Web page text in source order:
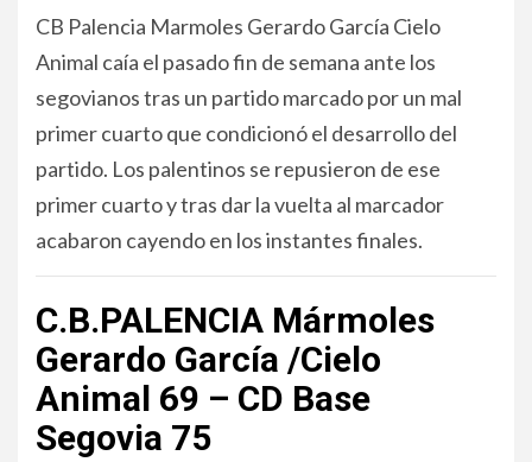
CB Palencia Marmoles Gerardo García Cielo
Animal caía el pasado fin de semana ante los
segovianos tras un partido marcado por un mal
primer cuarto que condicionó el desarrollo del
partido. Los palentinos se repusieron de ese
primer cuarto y tras dar la vuelta al marcador
acabaron cayendo en los instantes finales.
C.B.PALENCIA Mármoles
Gerardo García /Cielo
Animal 69 – CD Base
Segovia 75